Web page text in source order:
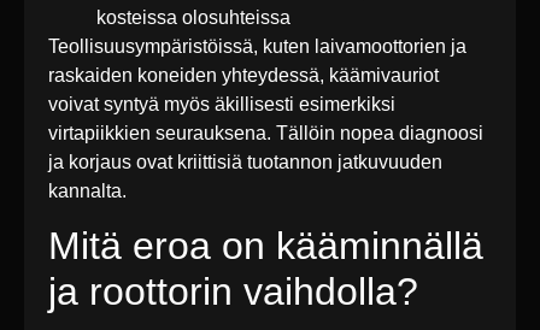
kosteissa olosuhteissa
Teollisuusympäristöissä, kuten laivamoottorien ja
raskaiden koneiden yhteydessä, käämivauriot
voivat syntyä myös äkillisesti esimerkiksi
virtapiikkien seurauksena. Tällöin nopea diagnoosi
ja korjaus ovat kriittisiä tuotannon jatkuvuuden
kannalta.
Mitä eroa on kääminnällä
ja roottorin vaihdolla?